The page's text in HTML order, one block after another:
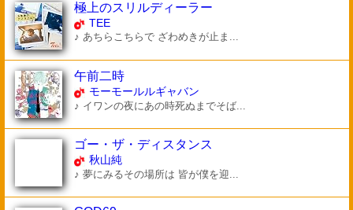
極上のスリルディーラー
TEE
♪ あちらこちらで ざわめきが止ま...
午前二時
モーモールルギャバン
♪ イワンの夜にあの時死ぬまでそば...
ゴー・ザ・ディスタンス
秋山純
♪ 夢にみるその場所は 皆が僕を迎...